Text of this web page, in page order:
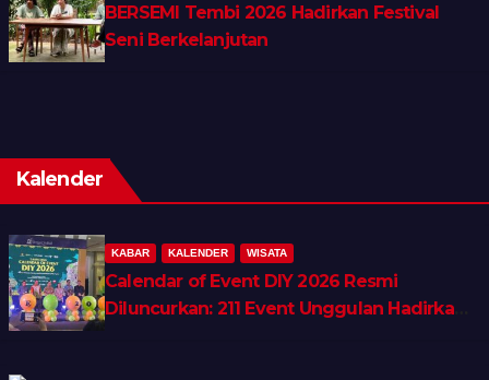
BERSEMI Tembi 2026 Hadirkan Festival
Seni Berkelanjutan
Kalender
KABAR KALENDER WISATA
Calendar of Event DIY 2026 Resmi
Diluncurkan: 211 Event Unggulan Hadirkan